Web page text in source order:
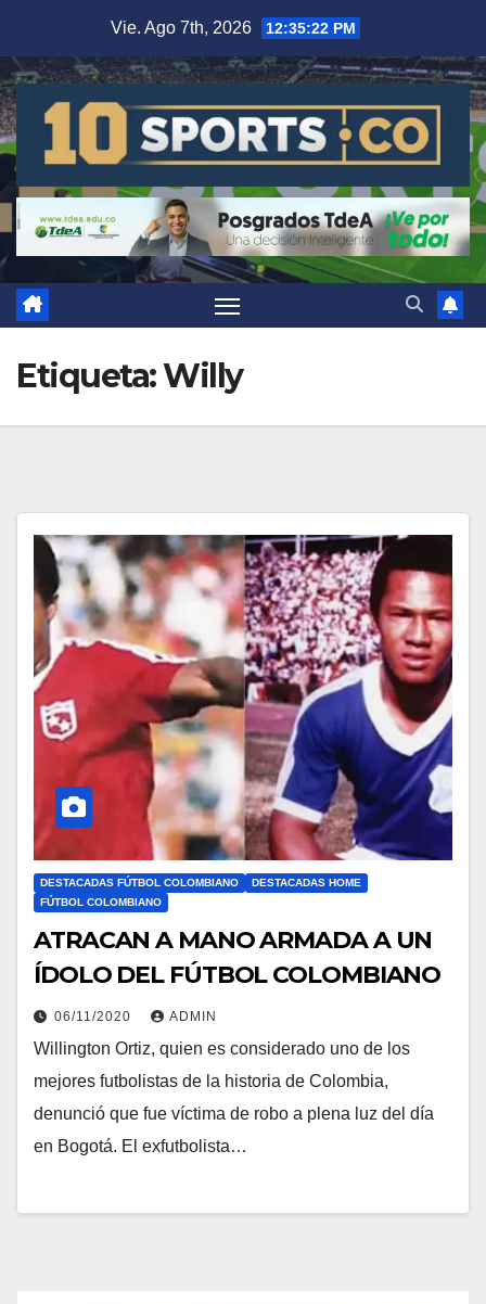
Vie. Ago 7th, 2026 12:35:22 PM
Etiqueta:Willy
DESTACADAS FÚTBOL COLOMBIANO
DESTACADAS HOME
FÚTBOL COLOMBIANO
ATRACAN A MANO ARMADA A UN
ÍDOLO DEL FÚTBOL COLOMBIANO
06/11/2020 ADMIN
Willington Ortiz, quien es considerado uno de los
mejores futbolistas de la historia de Colombia,
denunció que fue víctima de robo a plena luz del día
en Bogotá. El exfutbolista…